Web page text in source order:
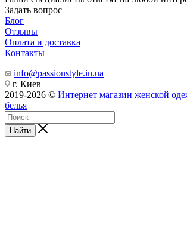
Задать вопрос
Блог
Отзывы
Оплата и доставка
Контакты
info@passionstyle.in.ua
г. Киев
2019-2026 © Интернет магазин женской
белья
Найти